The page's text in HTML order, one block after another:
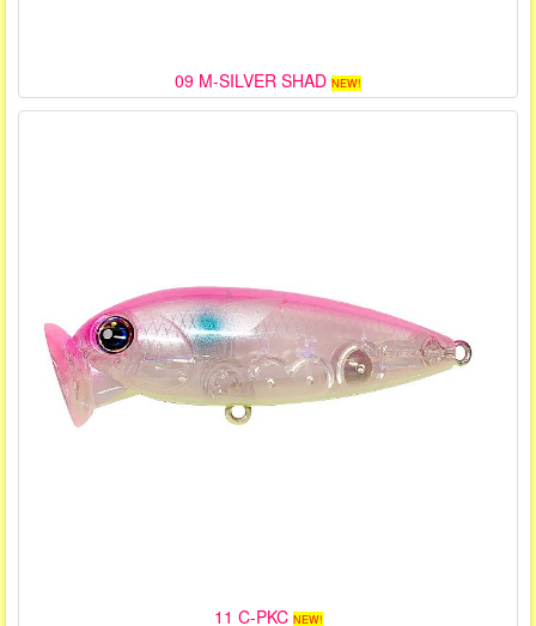
09 M-SILVER SHAD NEW!
11 C-PKC NEW!